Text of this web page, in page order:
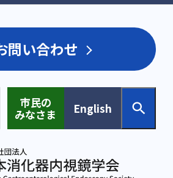
問い合わせ
市民の
みなさま
English